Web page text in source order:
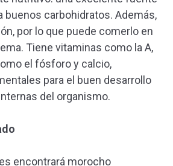
buenos carbohidratos. Además,
por lo que puede comerlo en
Tiene vitaminas como la A,
el fósforo y calcio,
para el buen desarrollo
del organismo.
encontrará morocho